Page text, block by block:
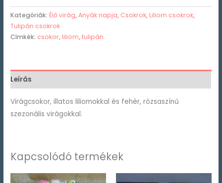
Kategóriák: Élő virág,Anyák napja, Csokrok, Liliom csokrok,
Tulipán csokrok
Címkék: csokor, liliom,tulipán
Leírás
Virágcsokor, illatos liliomokkal és fehér, rózsaszínű
szezonális virágokkal.
Kapcsolódó termékek